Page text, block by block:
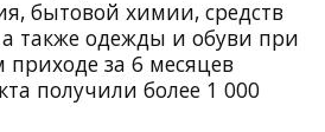
бытовой химии, средств
также одежды и обуви при
приходе за 6 месяцев
получили более 1 000